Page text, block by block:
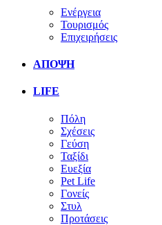
Ενέργεια
Τουρισμός
Επιχειρήσεις
ΑΠΟΨΗ
LIFE
Πόλη
Σχέσεις
Γεύση
Ταξίδι
Ευεξία
Pet Life
Γονείς
Στυλ
Προτάσεις